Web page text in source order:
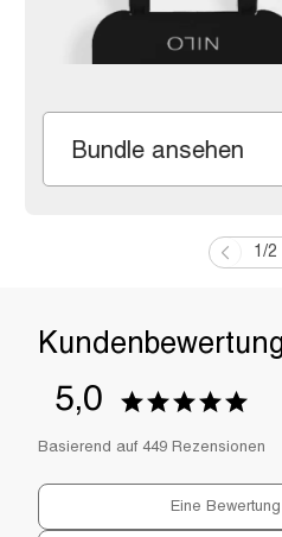
Bundle ansehen
1/2
5,0
Basierend auf 449 Rezensionen
Eine